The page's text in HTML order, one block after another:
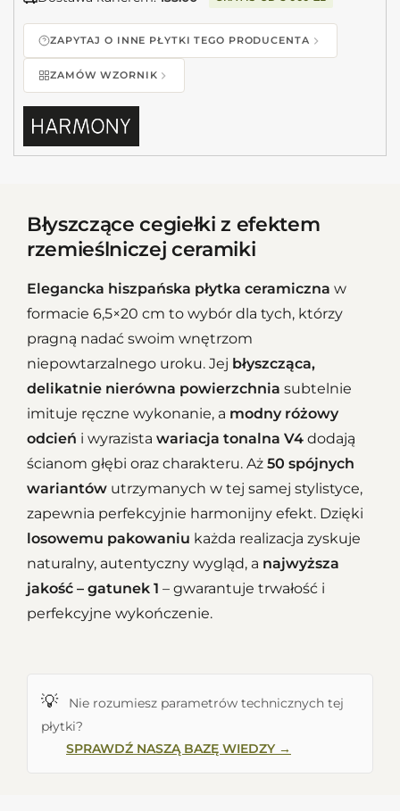
ZAPYTAJ O INNE PŁYTKI TEGO PRODUCENTA
ZAMÓW WZORNIK
Błyszczące cegiełki z efektem
rzemieślniczej ceramiki
Elegancka hiszpańska płytka ceramiczna w
formacie 6,5×20 cm to wybór dla tych, którzy
pragną nadać swoim wnętrzom
niepowtarzalnego uroku. Jej błyszcząca,
delikatnie nierówna powierzchnia subtelnie
imituje ręczne wykonanie, a modny różowy
odcień i wyrazista wariacja tonalna V4 dodają
ścianom głębi oraz charakteru. Aż 50 spójnych
wariantów utrzymanych w tej samej stylistyce,
zapewnia perfekcyjnie harmonijny efekt. Dzięki
losowemu pakowaniu każda realizacja zyskuje
naturalny, autentyczny wygląd, a najwyższa
jakość – gatunek 1 – gwarantuje trwałość i
perfekcyjne wykończenie.
💡
Nie rozumiesz parametrów technicznych tej
płytki?
SPRAWDŹ NASZĄ BAZĘ WIEDZY →